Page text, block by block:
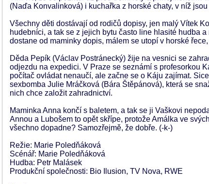
(Naďa Konvalinková) i kuchařka z horské chaty, v níž
Všechny děti dostávají od rodičů dopisy, jen malý Vítek
hudebníci, a tak se z jejich bytu často line hlasité hudba
dostane od maminky dopis, málem se utopí v horské
Děda Pepík (Václav Postránecký) žije na vesnici se
odjezdu na expedici. V Praze se seznámí s profesorkou
počítač ovládat nenaučí, ale začne se o Káju zajímat.
sexbomba Julie Mráčková (Bára Štěpánová), která se
nich chce založit zahradnictví.
Maminka Anna končí s baletem, a tak se ji Vaškovi
Annou a Lubošem to opět skřípe, protože Amálka ve
všechno dopadne? Samozřejmě, že dobře. (-k-)
Režie: Marie Poledňáková
Scénář: Marie Poledňáková
Hudba: Petr Malásek
Produkční společnosti: Bio Ilusion, TV Nova, RWE